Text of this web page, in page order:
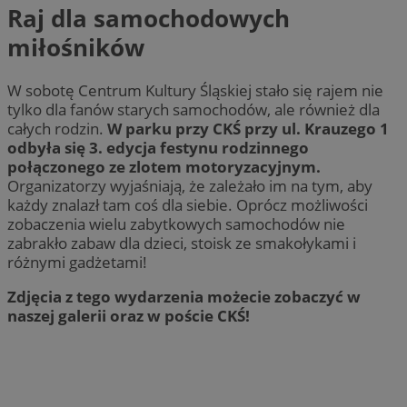
Raj dla samochodowych
miłośników
W sobotę Centrum Kultury Śląskiej stało się rajem nie
tylko dla fanów starych samochodów, ale również dla
całych rodzin. W parku przy CKŚ przy ul. Krauzego 1
odbyła się 3. edycja festynu rodzinnego
połączonego ze zlotem motoryzacyjnym.
Organizatorzy wyjaśniają, że zależało im na tym, aby
każdy znalazł tam coś dla siebie. Oprócz możliwości
zobaczenia wielu zabytkowych samochodów nie
zabrakło zabaw dla dzieci, stoisk ze smakołykami i
różnymi gadżetami!
Zdjęcia z tego wydarzenia możecie zobaczyć w
naszej galerii oraz w poście CKŚ!